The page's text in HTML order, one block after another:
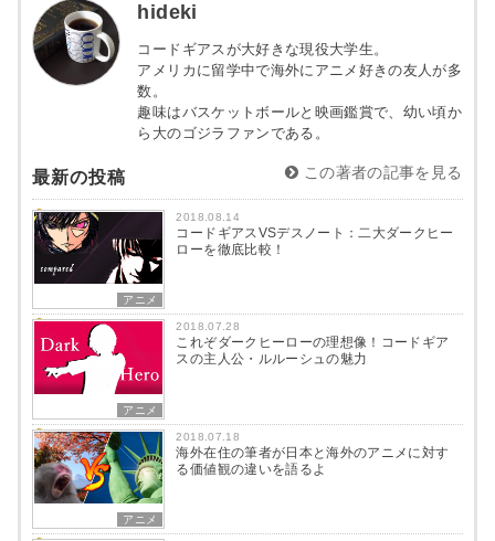
hideki
コードギアスが大好きな現役大学生。
アメリカに留学中で海外にアニメ好きの友人が多
数。
趣味はバスケットボールと映画鑑賞で、幼い頃か
ら大のゴジラファンである。
最新の投稿 この著者の記事を見る
アニメ
2018.08.14
コードギアスVSデスノート：二大ダークヒー
ローを徹底比較！
アニメ
2018.07.28
これぞダークヒーローの理想像！コードギア
スの主人公・ルルーシュの魅力
アニメ
2018.07.18
海外在住の筆者が日本と海外のアニメに対す
る価値観の違いを語るよ